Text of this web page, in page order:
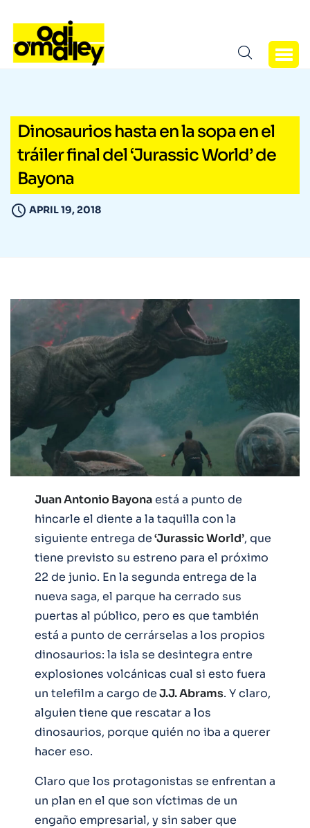
Dinosaurios hasta en la sopa en el
tráiler final del ‘Jurassic World’ de
Bayona
APRIL 19, 2018
Juan Antonio Bayonaestá a punto de
hincarle el diente a la taquilla con la
siguiente entrega de‘Jurassic World’, que
tiene previsto su estreno para el próximo
22 de junio. En la segunda entrega de la
nueva saga, el parque ha cerrado sus
puertas al público, pero es que también
está a punto de cerrárselas a los propios
dinosaurios: la isla se desintegra entre
explosiones volcánicas cual si esto fuera
un telefilm a cargo deJ.J. Abrams. Y claro,
alguien tiene que rescatar a los
dinosaurios, porque quién no iba a querer
hacer eso.
Claro que los protagonistas se enfrentan a
un plan en el que son víctimas de un
engaño empresarial, y sin saber que